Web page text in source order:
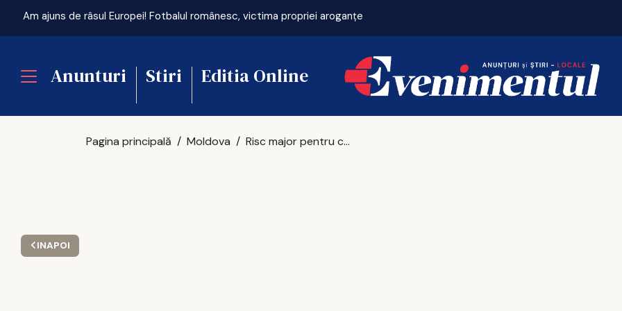
Am ajuns de râsul Europei! Fotbalul românesc, victima propriei aroganțe
Anunturi Stiri Editia Online
INAPOI
Pagina principală Moldova Risc major pentru cinci din cele șapte loturi de autostradă finanțate prin PNRR!